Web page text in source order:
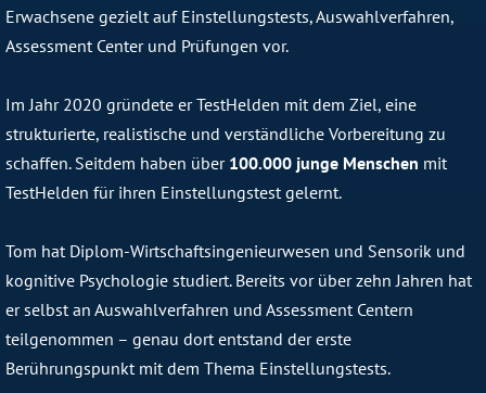
Erwachsene gezielt auf Einstellungstests, Auswahlverfahren,
Assessment Center und Prüfungen vor.
Im Jahr 2020 gründete er TestHelden mit dem Ziel, eine
strukturierte, realistische und verständliche Vorbereitung zu
schaffen. Seitdem haben über 100.000 junge Menschen mit
TestHelden für ihren Einstellungstest gelernt.
Tom hat Diplom-Wirtschaftsingenieurwesen und Sensorik und
kognitive Psychologie studiert. Bereits vor über zehn Jahren hat
er selbst an Auswahlverfahren und Assessment Centern
teilgenommen – genau dort entstand der erste
Berührungspunkt mit dem Thema Einstellungstests.